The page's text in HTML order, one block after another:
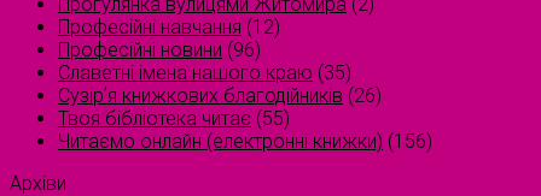
Професійні навчання (12)
Професійні новини (96)
Славетні імена нашого краю (35)
Сузірʼя книжкових благодійників (26)
Твоя бібліотека читає (55)
Читаємо онлайн (електронні книжки) (156)
Архіви